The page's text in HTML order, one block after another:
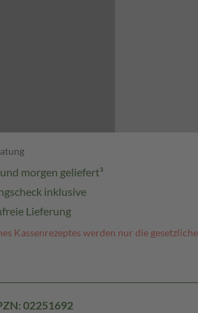
morgen geliefert³
inklusive
Lieferung
Kassenrezeptes werden nur die
02251692